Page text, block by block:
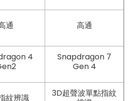
通 高通
4
Snapdragon 7
Gen 4
紋辨識
3D超聲波單點指紋